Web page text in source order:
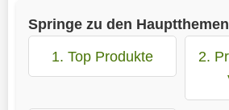
Springe zu den
1. Top Produkte
2.